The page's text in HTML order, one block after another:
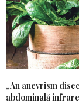
„An anevrism
abdominală